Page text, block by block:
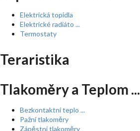
Elektrická topidla
Elektrické radiáto ...
Termostaty
Teraristika
Tlakoměry a Teplom ...
Bezkontaktní teplo ...
Pažní tlakoměry
Zápěstní tlakoměry